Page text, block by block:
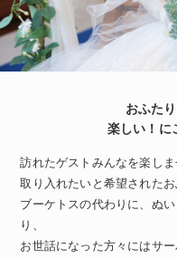
おふた
楽しい！に
訪れたゲストみんなを楽し
取り入れたいと希望されたお
ブーケトスの代わりに、ぬ
り、
お世話になった方々にはサ